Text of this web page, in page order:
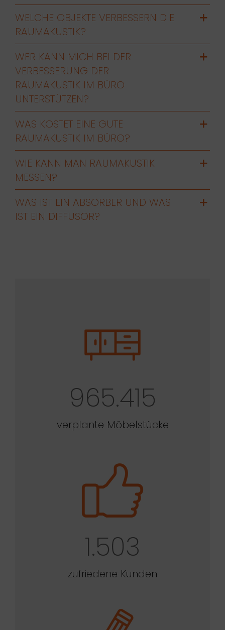
WELCHE OBJEKTE VERBESSERN DIE
RAUMAKUSTIK?
WER KANN MICH BEI DER
VERBESSERUNG DER
RAUMAKUSTIK IM BÜRO
UNTERSTÜTZEN?
WAS KOSTET EINE GUTE
RAUMAKUSTIK IM BÜRO?
WIE KANN MAN RAUMAKUSTIK
MESSEN?
WAS IST EIN ABSORBER UND WAS
IST EIN DIFFUSOR?
965.415
verplante Möbelstücke
1.503
zufriedene Kunden